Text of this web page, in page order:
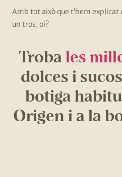
Amb tot això que t’hem explicat
un tros, oi?
Trobales
dolces i
botiga
Origen i a la